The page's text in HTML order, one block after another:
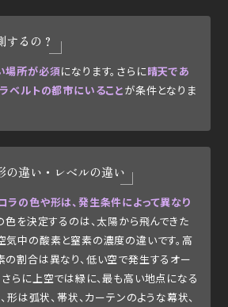
するの？
場所が必須になります。さらに晴天であ
ベルトの都市にいることが条件となりま
の違い・レベルの違い
ラの色や形は、発生条件によって異なり
色を決定するのは、太陽から飛んできた
気中の酸素と窒素の濃度の違いです。高
の割合は異なり、低い空で発生するオー
らに上空では緑に、最も高い地点になる
形は弧状、帯状、カーテンのような幕状、